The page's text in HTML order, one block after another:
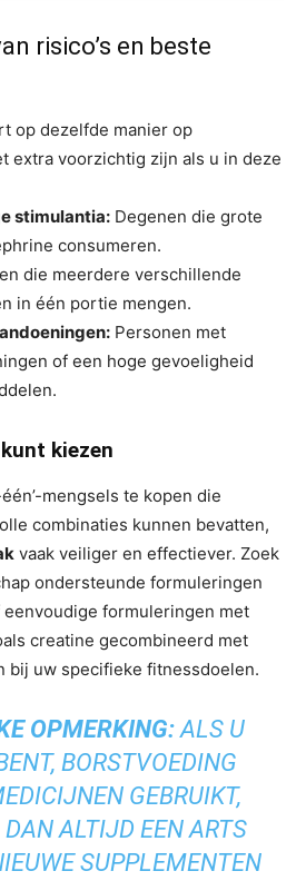
risico’s en beste
op dezelfde manier op
extra voorzichtig zijn als u in deze
stimulantia: Degenen die grote
consumeren.
die meerdere verschillende
in één portie mengen.
Personen met
of een hoge gevoeligheid
kiezen
mengsels te kopen die
combinaties kunnen bevatten,
vaak veiliger en effectiever. Zoek
ondersteunde formuleringen
formuleringen met
creatine gecombineerd met
bij uw specifieke fitnessdoelen.
OPMERKING:ALS U
BORSTVOEDING
GEBRUIKT,
ALTIJD EEN ARTS
SUPPLEMENTEN